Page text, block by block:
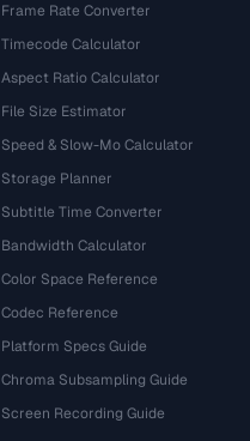
Frame Rate Converter
Timecode Calculator
Aspect Ratio Calculator
File Size Estimator
Speed & Slow-Mo Calculator
Storage Planner
Subtitle Time Converter
Bandwidth Calculator
Color Space Reference
Codec Reference
Platform Specs Guide
Chroma Subsampling Guide
Screen Recording Guide